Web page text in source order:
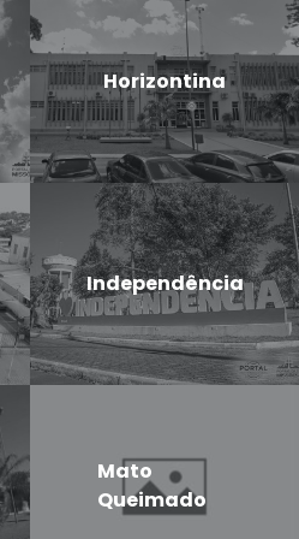
Horizontina
Independência
Mato
Queimado